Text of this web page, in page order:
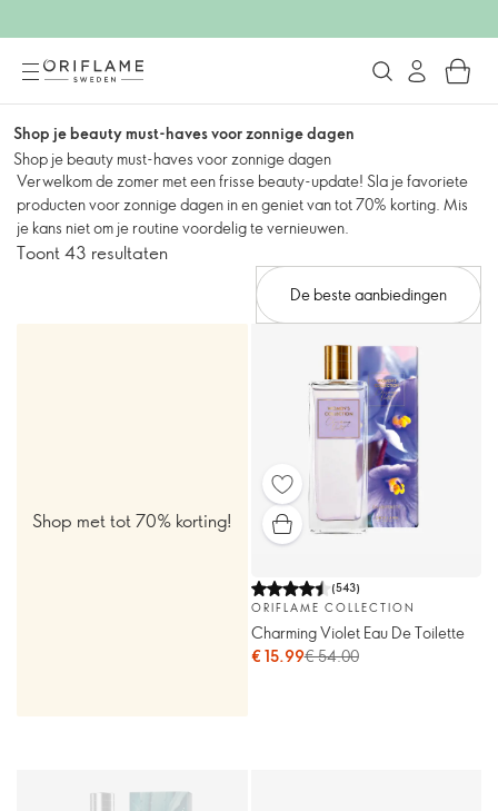
Shop je beauty must-haves voor zonnige dagen
Shop je beauty must-haves voor zonnige dagen
Verwelkom de zomer met een frisse beauty-update! Sla je favoriete
producten voor zonnige dagen in en geniet van tot 70% korting. Mis
je kans niet om je routine voordelig te vernieuwen.
Toont 43 resultaten
De beste aanbiedingen
Shop met tot 70% korting!
(543)
ORIFLAME COLLECTION
Charming Violet Eau De Toilette
€ 15.99€ 54.00